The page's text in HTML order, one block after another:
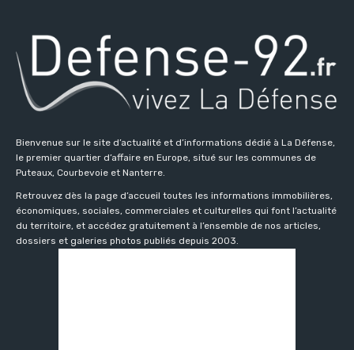
Bienvenue sur le site d’actualité et d’informations dédié à La Défense,
le premier quartier d’affaire en Europe, situé sur les communes de
Puteaux, Courbevoie et Nanterre.
Retrouvez dès la page d’accueil toutes les informations immobilières,
économiques, sociales, commerciales et culturelles qui font l’actualité
du territoire, et accédez gratuitement à l’ensemble de nos articles,
dossiers et galeries photos publiés depuis 2003.